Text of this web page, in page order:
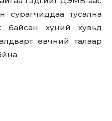
сурагчиддаа тусална
байсан хүний хувьд
өвчний талаар